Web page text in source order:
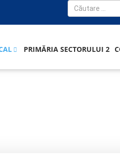
PRIMĂRIA SECTORULUI 2